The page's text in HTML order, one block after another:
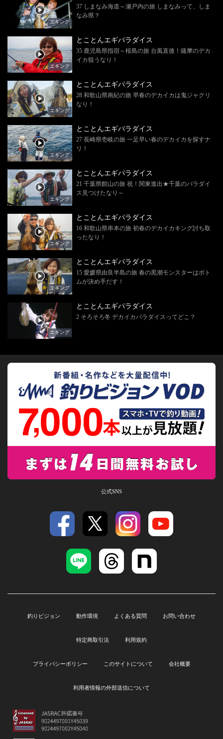
エギング
37 しまなみ海道～瀬戸内の旅 しまなみって、しま
なみ県？
エギング
とことんエギパラダイス
35 鹿児島県指宿～桜島の旅 台風直後！薩摩のデカ
イカ狙うなり！
エギング
とことんエギパラダイス
28 和歌山県南紀の旅 早春のデカイカは鬼ジャクリ
なり！
エギング
とことんエギパラダイス
27 長崎県壱岐の旅 一足早い春のデカイカを探すナ
リ！
エギング
とことんエギパラダイス
21 千葉県館山の旅 祝！関東進出★千葉のパラダイ
ス見つけたなり～
エギング
とことんエギパラダイス
16 和歌山県串本の旅 初春のデカイカキング討ち取
ったなり！
エギング
とことんエギパラダイス
15 愛媛県由良半島の旅 春の黒潮モンスターはボト
ムが決め手だす！
エギング
とことんエギパラダイス
2 そろそろ冬 デカイカパラダイスってどこ？
公式SNS
釣りビジョン 動作環境 よくある質問 お問い合わせ
特定商取引法 利用規約
プライバシーポリシー このサイトについて 会社概要
利用者情報の外部送信について